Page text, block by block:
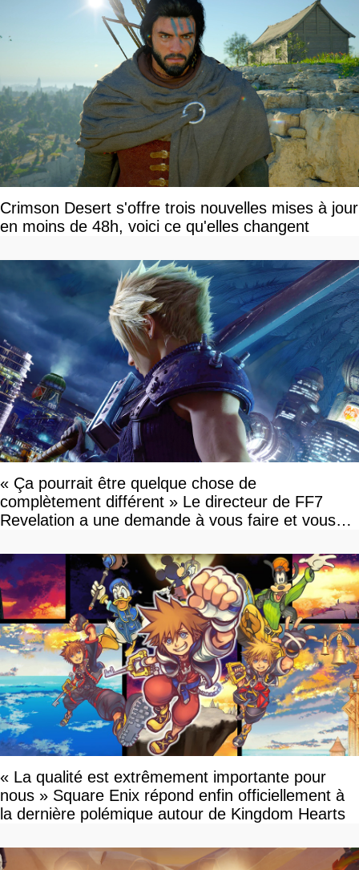
Crimson Desert s'offre trois nouvelles mises à jour
en moins de 48h, voici ce qu'elles changent
« Ça pourrait être quelque chose de
complètement différent » Le directeur de FF7
Revelation a une demande à vous faire et vous
« La qualité est extrêmement importante pour
nous » Square Enix répond enfin officiellement à
la dernière polémique autour de Kingdom Hearts